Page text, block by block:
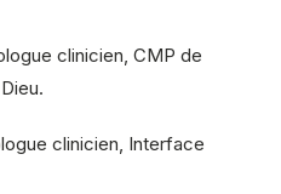
clinicien, CMP de
clinicien, Interface